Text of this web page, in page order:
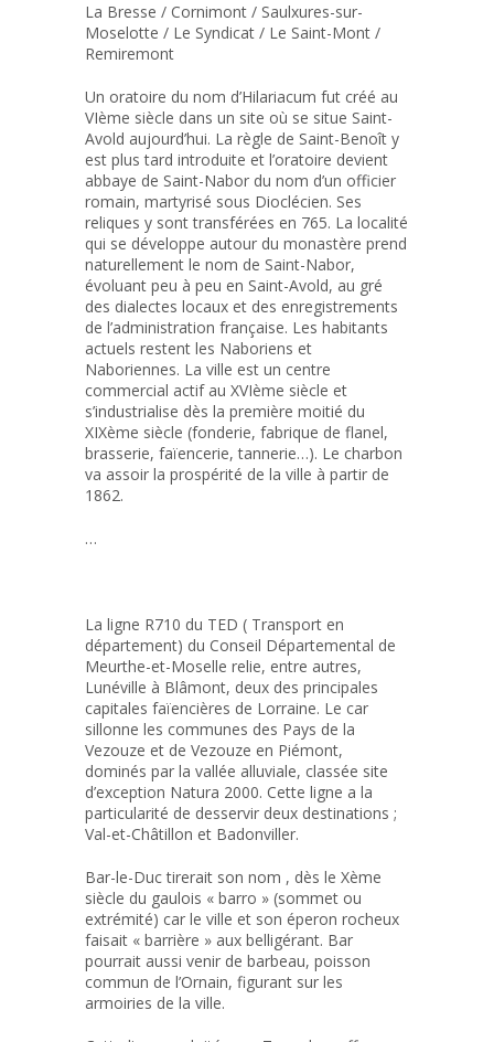
La Bresse / Cornimont / Saulxures-sur-
Moselotte / Le Syndicat / Le Saint-Mont /
Remiremont
Un oratoire du nom d’Hilariacum fut créé au
VIème siècle dans un site où se situe Saint-
Avold aujourd’hui. La règle de Saint-Benoît y
est plus tard introduite et l’oratoire devient
abbaye de Saint-Nabor du nom d’un officier
romain, martyrisé sous Dioclécien. Ses
reliques y sont transférées en 765. La localité
qui se développe autour du monastère prend
naturellement le nom de Saint-Nabor,
évoluant peu à peu en Saint-Avold, au gré
des dialectes locaux et des enregistrements
de l’administration française. Les habitants
actuels restent les Naboriens et
Naboriennes. La ville est un centre
commercial actif au XVIème siècle et
s’industrialise dès la première moitié du
XIXème siècle (fonderie, fabrique de flanel,
brasserie, faïencerie, tannerie…). Le charbon
va assoir la prospérité de la ville à partir de
1862.
…
La ligne R710 du TED ( Transport en
département) du Conseil Départemental de
Meurthe-et-Moselle relie, entre autres,
Lunéville à Blâmont, deux des principales
capitales faïencières de Lorraine. Le car
sillonne les communes des Pays de la
Vezouze et de Vezouze en Piémont,
dominés par la vallée alluviale, classée site
d’exception Natura 2000. Cette ligne a la
particularité de desservir deux destinations ;
Val-et-Châtillon et Badonviller.
Bar-le-Duc tirerait son nom , dès le Xème
siècle du gaulois « barro » (sommet ou
extrémité) car le ville et son éperon rocheux
faisait « barrière » aux belligérant. Bar
pourrait aussi venir de barbeau, poisson
commun de l’Ornain, figurant sur les
armoiries de la ville.